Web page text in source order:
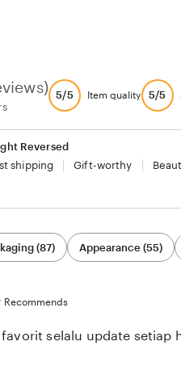
5/5 Item quality 5/5
Reversed
shipping Gift-worthy
(87) Appearance (55)
Recommends
favorit selalu update setiap